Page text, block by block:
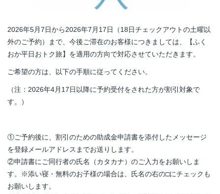
2026年5月7日から2026年7 月 17日（18日チェックアウトの土曜以
外のご予約）まで、今後ご滞在のお客様につきましては、【ふく
おか平日おトク旅】を適用の方向で対応させていただきます。
ご希望の方は、以下の手順に従ってください。
（注： 2026年4月 17日以降に予約受付をされた方が割引対象で
す。）
①ご予約後に、割引のための助成金申請書を添付したメッセージ
を登録メールアドレスまでお送りします。
②申請書にご同行者の氏名（カタカナ）のご入力をお願いしま
す。
※添い寝・無料のお子様の場合は、氏名の右の□にチェックも
お願いします。